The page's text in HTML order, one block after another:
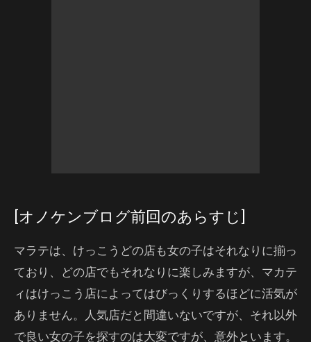
[オノケンブログ前回のあらすじ]
マラテは、けっこうどの店も女の子はそれなりに揃っ
ており、どの店でもそれなりに楽しみますが、マカテ
ィはけっこう店によってはびっくりするほどに活気が
ありません。人気店だと間違いないですが、それ以外
で良い女の子を探すのは大変ですが、意外といます。